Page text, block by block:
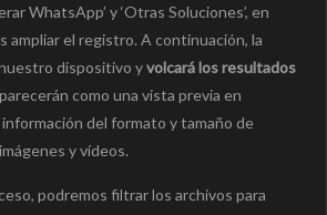
WhatsApp’ y ‘Otras Soluciones’, en
ampliar el registro. A continuación, la
dispositivo yvolcará los resultados
como una vista previa en
del formato y tamaño de
y vídeos.
podremos filtrar los archivos para